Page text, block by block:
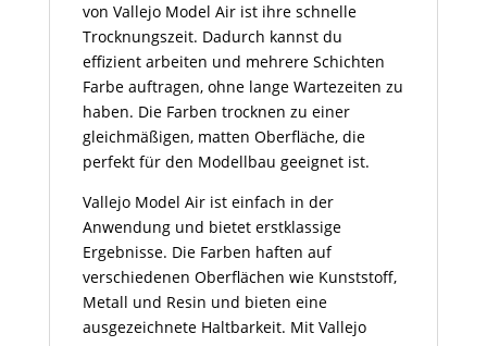
von Vallejo Model Air ist ihre schnelle
Trocknungszeit. Dadurch kannst du
effizient arbeiten und mehrere Schichten
Farbe auftragen, ohne lange Wartezeiten zu
haben. Die Farben trocknen zu einer
gleichmäßigen, matten Oberfläche, die
perfekt für den Modellbau geeignet ist.
Vallejo Model Air ist einfach in der
Anwendung und bietet erstklassige
Ergebnisse. Die Farben haften auf
verschiedenen Oberflächen wie Kunststoff,
Metall und Resin und bieten eine
ausgezeichnete Haltbarkeit. Mit Vallejo